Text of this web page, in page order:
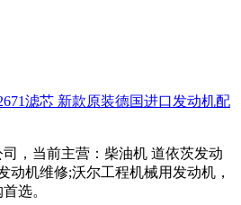
滤芯 新款原装德国进口发动机配
，当前主营：柴油机 道依茨发动
动机维修;沃尔工程机械用发动机，
选。